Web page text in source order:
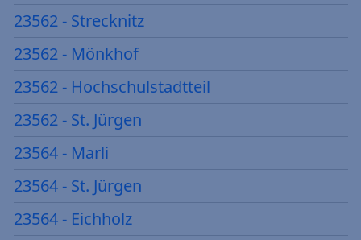
23562 - Strecknitz
23562 - Mönkhof
23562 - Hochschulstadtteil
23562 - St. Jürgen
23564 - Marli
23564 - St. Jürgen
23564 - Eichholz